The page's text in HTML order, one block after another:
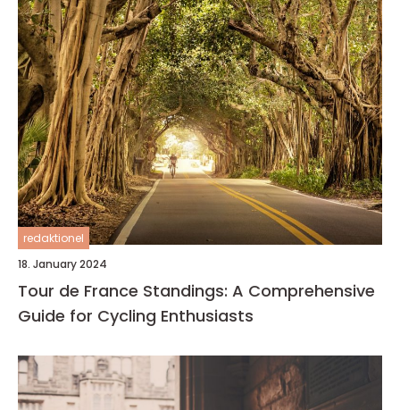
redaktionel
18. January 2024
Tour de France Standings: A Comprehensive
Guide for Cycling Enthusiasts